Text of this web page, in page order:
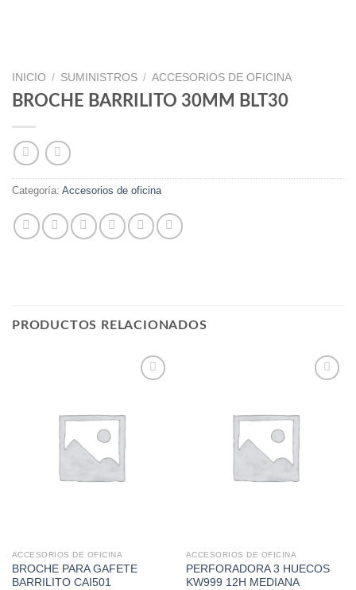
INICIO / SUMINISTROS / ACCESORIOS DE OFICINA
BROCHE BARRILITO 30MM BLT30
Categoría: Accesorios de oficina
PRODUCTOS RELACIONADOS
ACCESORIOS DE OFICINA
BROCHE PARA GAFETE
BARRILITO CAI501
ACCESORIOS DE OFICINA
PERFORADORA 3 HUECOS
KW999 12H MEDIANA